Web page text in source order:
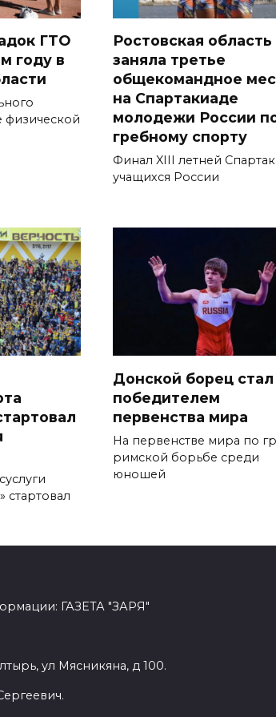
ГТО
году в
физической
Ростовская область
заняла третье
общекомандное
на Спартакиаде
молодежи России
гребному спорту
Финал XIII летней
учащихся России
стартовал
Донской борец стал
победителем
первенства мира
На первенстве мира по
римской борьбе среди
юношей
ГАЗЕТА "ЗАРЯ"
ул Мясникяна, д 100.